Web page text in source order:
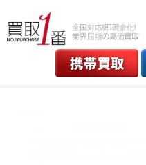
HOME 家電買取
ブルーレイ・レコーダー